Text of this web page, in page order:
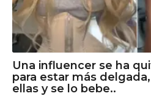
Una influencer se ha
para estar más
ellas y se lo bebe..